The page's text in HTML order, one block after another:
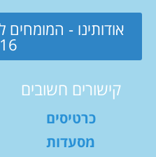
אודותינו -
קישורים חשובים
כרטיסים
מסעדות